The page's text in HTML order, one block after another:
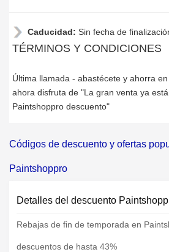
Caducidad: Sin fecha de
TÉRMINOS Y CONDICIONES
Última llamada - abastécete y ahorra
ahora disfruta de "La gran venta ya
Paintshoppro descuento"
Códigos de descuento y ofertas
Paintshoppro
Detalles del descuento
Rebajas de fin de temporada en
descuentos de hasta 43%